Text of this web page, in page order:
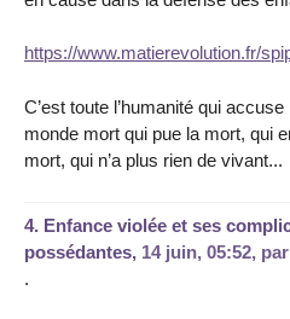
https://www.matierevolution.fr/
C’est toute l’humanité qui
monde mort qui pue la mort, qui
mort, qui n’a plus rien de vivant...
4. Enfance violée et ses
possédantes, 14 juin, 05:52, par
.